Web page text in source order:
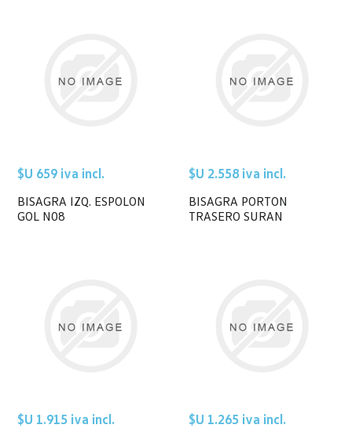
$U 659 iva incl.
BISAGRA IZQ. ESPOLON
GOL N08
$U 2.558 iva incl.
BISAGRA PORTON
TRASERO SURAN
$U 1.915 iva incl. $U 1.265 iva incl.